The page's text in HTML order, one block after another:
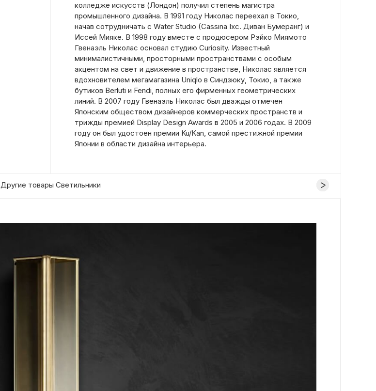
колледже искусств (Лондон) получил степень магистра
промышленного дизайна. В 1991 году Николас переехал в Токио,
начав сотрудничать с Water Studio (Cassina Ixc. Диван Бумеранг) и
Иссей Мияке. В 1998 году вместе с продюсером Рэйко Миямото
Гвенаэль Николас основал студию Curiosity. Известный
минималистичными, просторными пространствами с особым
акцентом на свет и движение в пространстве, Николас является
вдохновителем мегамагазина Uniqlo в Синдзюку, Токио, а также
бутиков Berluti и Fendi, полных его фирменных геометрических
линий. В 2007 году Гвенаэль Николас был дважды отмечен
Японским обществом дизайнеров коммерческих пространств и
трижды премией Display Design Awards в 2005 и 2006 годах. В 2009
году он был удостоен премии Ku/Kan, самой престижной премии
Японии в области дизайна интерьера.
Другие товары Светильники